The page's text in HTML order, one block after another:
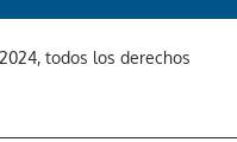
todos los derechos